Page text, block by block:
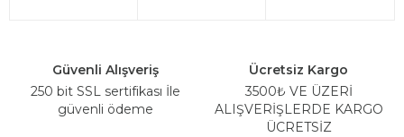
Güvenli Alışveriş
250 bit SSL sertifikası İle
güvenli ödeme
Ücretsiz Kargo
3500₺ VE ÜZERİ
ALIŞVERİŞLERDE KARGO
ÜCRETSİZ